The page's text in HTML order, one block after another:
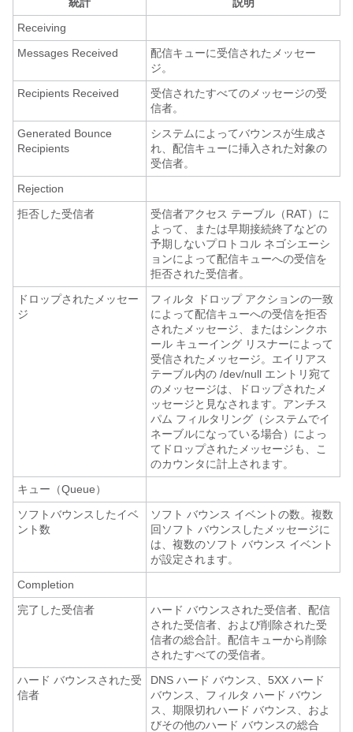
Receiving
Messages Received
配信キューに受信されたメッセー
ジ。
Recipients Received
受信されたすべてのメッセージの受
信者。
Generated Bounce
Recipients
システムによってバウンスが生成さ
れ、配信キューに挿入された対象の
受信者。
Rejection
拒否した受信者
受信者アクセス テーブル（RAT）に
よって、または早期接続終了などの
予期しないプロトコル ネゴシエーシ
ョンによって配信キューへの受信を
拒否された受信者。
ドロップされたメッセー
ジ
フィルタ ドロップ アクションの一致
によって配信キューへの受信を拒否
されたメッセージ、またはシンクホ
ール キューイング リスナーによって
受信されたメッセージ。エイリアス
テーブル内の /dev/null エントリ宛て
のメッセージは、ドロップされたメ
ッセージと見なされます。アンチス
パム フィルタリング（システムでイ
ネーブルになっている場合）によっ
てドロップされたメッセージも、こ
のカウンタに計上されます。
キュー（Queue）
ソフトバウンスしたイベ
ント数
ソフト バウンス イベントの数。複数
回ソフト バウンスしたメッセージに
は、複数のソフト バウンス イベント
が設定されます。
Completion
完了した受信者
ハード バウンスされた受信者、配信
された受信者、および削除された受
信者の総合計。配信キューから削除
されたすべての受信者。
ハード バウンスされた受
信者
DNS ハード バウンス、5XX ハード
バウンス、フィルタ ハード バウン
ス、期限切れハード バウンス、およ
びその他のハード バウンスの総合